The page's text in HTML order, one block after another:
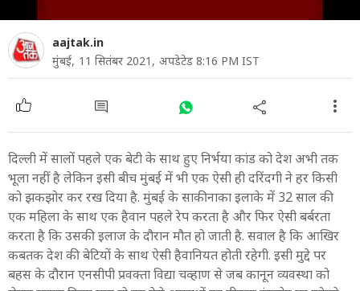
aajtak.in
मुंबई, 11 सितंबर 2021, अपडेटेड 8:16 PM IST
दिल्ली में सालों पहले एक बेटी के साथ हुए निर्भया कांड को देश अभी तक
भूला नहीं है लेकिन इसी बीच मुंबई में भी एक ऐसी ही दरिंदगी ने हर किसी
को झकझोर कर रख दिया है. मुंबई के साकीनाका इलाके में 32 साल की
एक महिला के साथ एक हैवान पहले रेप करता है और फिर ऐसी बर्बरता
करता है कि उसकी इलाज के दौरान मौत हो जाती है. सवाल है कि आखिर
कबतक देश की बेटियों के साथ ऐसी हैवानियत होती रहेगी. इसी मुद्दे पर
बहस के दौरान एनसीपी प्रवक्ता विद्या चव्हाण से जब कानून व्यवस्था को